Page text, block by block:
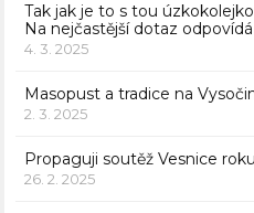
Tak jak je to s tou
Na nejčastější dotaz
4. 3. 2025
Masopust a tradice na
2. 3. 2025
Propaguji soutěž Vesnice roku
26. 2. 2025